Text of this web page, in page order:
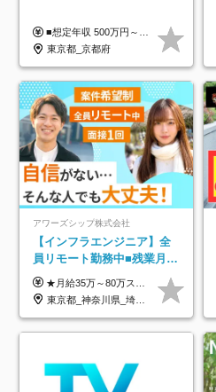
■想定年収 500万円～900万円 月給制 月給278,000円～ ※残業が発生した場合、残業代を別途全額支給します ※試用期間2ヶ月あり(待遇や給与に差異はありません)
東京都_京都府
アワーズシップ株式会社
【インフラエンジニア】全
員リモート勤務中■残業月
3h■最大3ヶ月の連休あり■
年休126日■20～30代活躍
中！
★月給35万～80万スタートも可 【未経験の方】 ■月給26万～80万＋賞与年2回（年2ヶ月分） 【何かしらのインフラエンジニア経験をお持ちの方】 ■月給35万～80万＋賞与年2回（年2ヶ月分） ※スキル・経験などを考慮し決定します ※試用期間6ヶ月あり。期間中は契約社員となります。その他の待遇に差異はありません（試用期間終了後、昇給の可能性あり） ※上記金額には固定残業代（月30時間分／4万9600円～15万2600円）を含みます。超過分は別途支給いたします。 ＼頑張りはインセンティブで還元！／ クライアントに貢献度を評価され、当社のエンジニアが追加で案件に参画することになるなど、会社にとって利益になる行動はしっかり評価します。 会社の成長に貢献できていることを実感でき、「もっと頑張ろう」と思える体制づくりを整えています！
東京都_神奈川県_埼玉県_千葉県_大阪府